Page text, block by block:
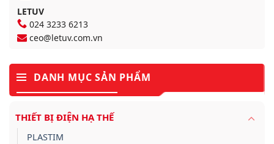
LETUV
024 3233 6213
ceo@letuv.com.vn
DANH MỤC SẢN PHẨM
THIẾT BỊ ĐIỆN HẠ THẾ
PLASTIM